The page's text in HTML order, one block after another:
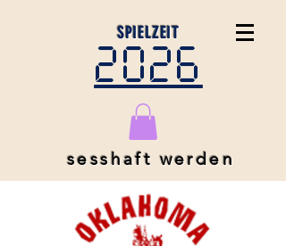
SPIELZEIT
2026
sesshaft werden